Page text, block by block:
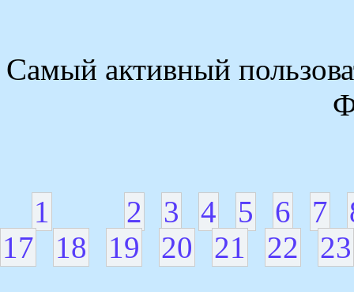
Самый активный
1 2 3 4 5 6 7
17
18 19 20 21 22 23